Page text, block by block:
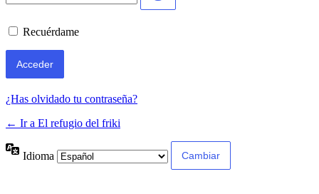
Recuérdame
¿Has olvidado tu contraseña?
← Ir a El refugio del friki
Idioma